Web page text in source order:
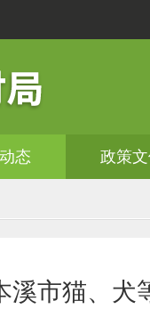
态 政策
溪市猫、犬